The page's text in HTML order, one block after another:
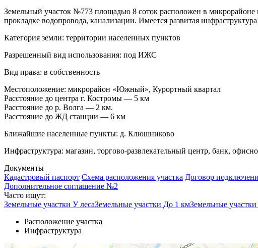
Земельный участок №773 площадью 8 соток расположен в
прокладке водопровода, канализации. Имеется развитая
Категория земли: территории населенных пунктов
Разрешенный вид использования: под ИЖС
Вид права: в собственность
Местоположение: микрорайон «Южный», Курортный квартал
Расстояние до центра г. Костромы — 5 км
Расстояние до р. Волга — 2 км.
Расстояние до ЖД станции — 6 км
Ближайшие населенные пункты: д. Клюшниково
Инфраструктура: магазин, торгово-развлекательный центр, банк,
Документы
Кадастровый паспорт Схема расположения участка Договор
Дополнительное соглашение №2
Часто ищут:
Земельные участки У лесаЗемельные участки До 1 кмЗемельные
Расположение участка
Инфраструктура